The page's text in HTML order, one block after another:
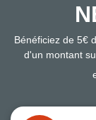
Bénéficiez de 5€
d'un montant